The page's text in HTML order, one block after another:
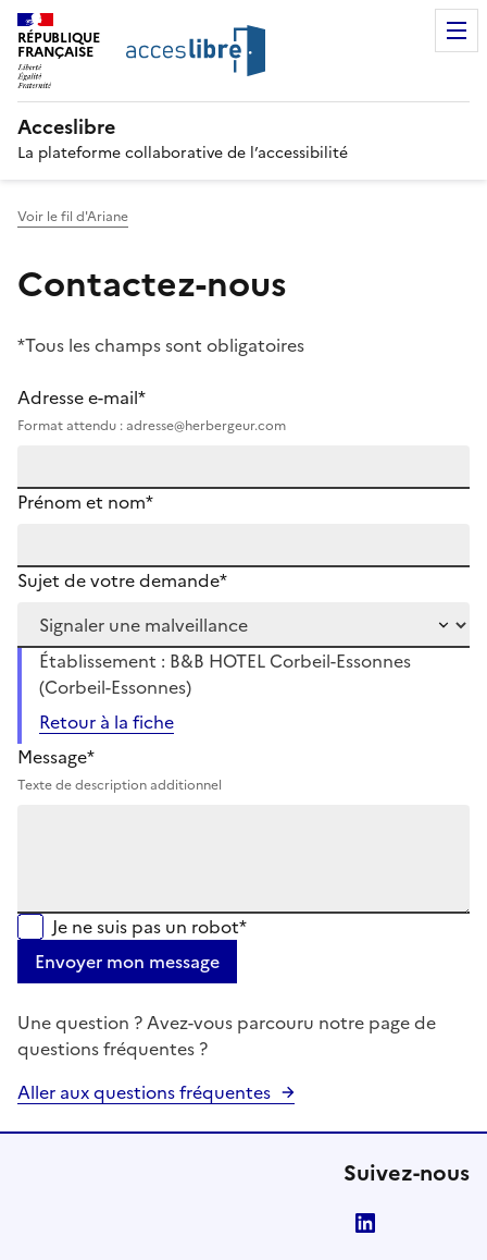
RÉPUBLIQUE
FRANÇAISE
Acceslibre
La plateforme collaborative de l’accessibilité
Voir le fil d'Ariane
Contactez-nous
*Tous les champs sont obligatoires
Adresse e-mail*
Format attendu : adresse@herbergeur.com
Prénom et nom*
Sujet de votre demande*
Établissement : B&B HOTEL Corbeil-Essonnes
(Corbeil-Essonnes)
Retour à la fiche
Message*
Texte de description additionnel
Je ne suis pas un robot*
Envoyer mon message
Une question ? Avez-vous parcouru notre page de
questions fréquentes ?
Aller aux questions fréquentes
Suivez-nous